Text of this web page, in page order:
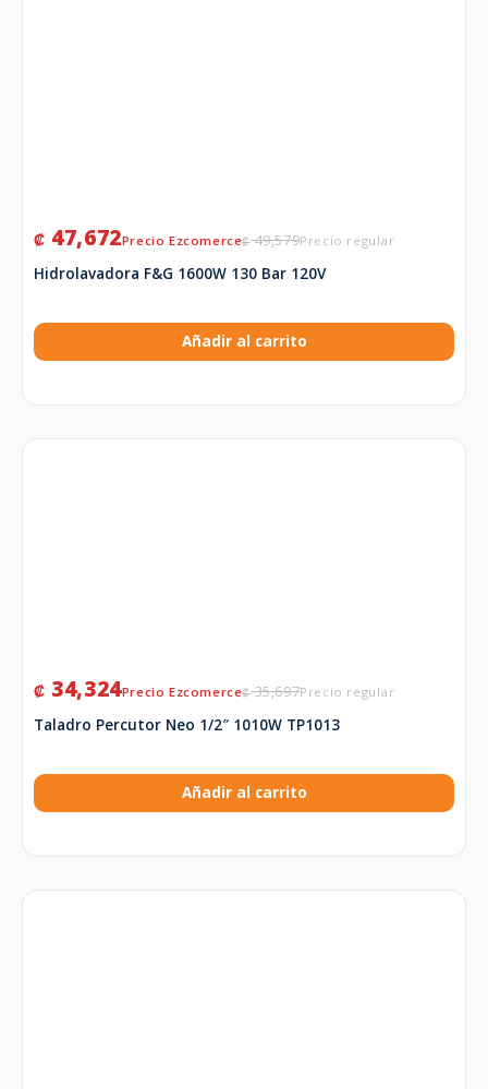
₡49,579
₡ 47,672
Hidrolavadora F&G 1600W 130 Bar 120V
Añadir al carrito
₡35,697
₡ 34,324
Taladro Percutor Neo 1/2″ 1010W TP1013
Añadir al carrito